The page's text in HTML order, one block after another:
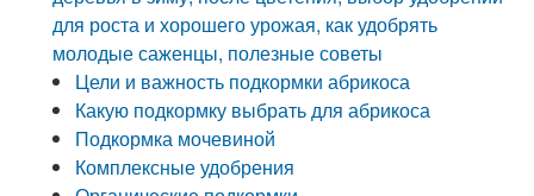
для роста и хорошего урожая, как удобрять
молодые саженцы, полезные советы
Цели и важность подкормки абрикоса
Какую подкормку выбрать для абрикоса
Подкормка мочевиной
Комплексные удобрения